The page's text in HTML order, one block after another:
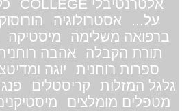
אלטרנטיבלי COLLEGE
על...
אסטרולוגיה
ברפואה משלימה
מיסטיקה
תורת הקבלה
אהבה
ספרות רוחנית
יוגה
גלגל המזלות
קריסטלים
מטפלים מומלצים